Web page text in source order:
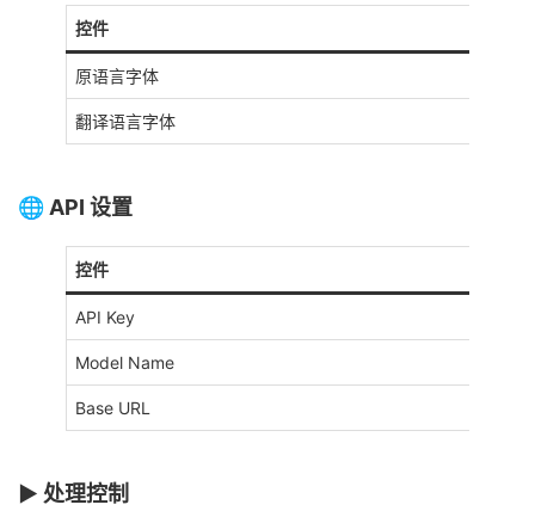
控件
原语言字体
翻译语言字体
🌐 API 设置
控件
API Key
Model Name
Base URL
▶️ 处理控制